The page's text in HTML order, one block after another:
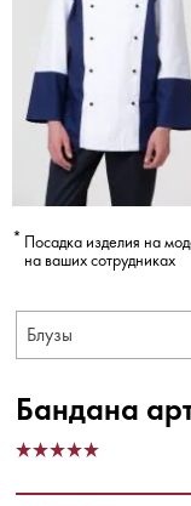
Посадка изделия на
на ваших сотрудниках
Блузы
Бандана